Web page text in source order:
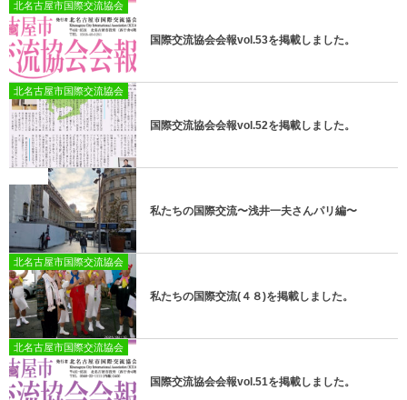
北名古屋市国際交流協会
国際交流協会会報vol.53を掲載しました。
北名古屋市国際交流協会
国際交流協会会報vol.52を掲載しました。
私たちの国際交流〜浅井一夫さんパリ編〜
北名古屋市国際交流協会
私たちの国際交流(４８)を掲載しました。
北名古屋市国際交流協会
国際交流協会会報vol.51を掲載しました。